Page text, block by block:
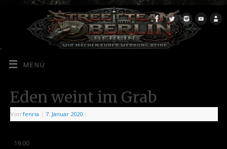
MENÜ
Eden weint im Grab
Von fenria | 7. Januar 2020 |
19:00